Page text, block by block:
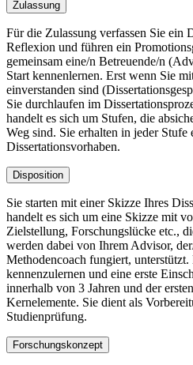
Zulassung
Für die Zulassung verfassen Sie ein
Reflexion und führen ein
gemeinsam eine/n Betreuende/n
Start kennenlernen. Erst wenn Sie
einverstanden sind
Sie durchlaufen im
handelt es sich um Stufen, die
Weg sind. Sie erhalten in jeder
Dissertationsvorhaben.
Disposition
Sie starten mit einer Skizze Ihres
handelt es sich um eine Skizze mit
Zielstellung, Forschungslücke etc.,
werden dabei von Ihrem Advisor,
Methodencoach fungiert,
kennenzulernen und eine erste
innerhalb von 3 Jahren und der
Kernelemente. Sie dient als
Studienprüfung.
Forschungskonzept